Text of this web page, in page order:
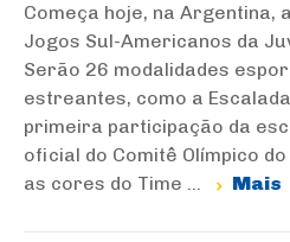
Começa hoje, na Argentina,
Jogos Sul-Americanos da
Serão 26 modalidades
estreantes, como a
primeira participação da
oficial do Comitê Olímpico
as cores do Time ...
Mais